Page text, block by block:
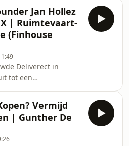
tussenweg?”
bouwde hij AI-
Willemse is
University-alumnus
Mindoo.Wat het
Guenter,
en Gauthier
Mindoo, uniek
investeerders
Jan Hollez
| Ruimtevaart-
(Finhouse
Deliverect in
tot een
van onze generatie:
dit gesprek
durfkapitaal de
in deep tech
Vermijd
| Gunther De